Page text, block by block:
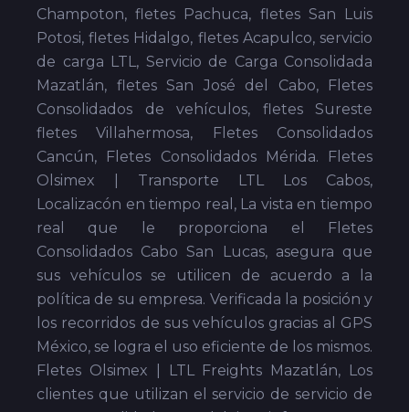
Champoton, fletes Pachuca, fletes San Luis
Potosi, fletes Hidalgo, fletes Acapulco, servicio
de carga LTL, Servicio de Carga Consolidada
Mazatlán, fletes San José del Cabo, Fletes
Consolidados de vehículos, fletes Sureste
fletes Villahermosa, Fletes Consolidados
Cancún, Fletes Consolidados Mérida. Fletes
Olsimex | Transporte LTL Los Cabos,
Localizacón en tiempo real, La vista en tiempo
real que le proporciona el Fletes
Consolidados Cabo San Lucas, asegura que
sus vehículos se utilicen de acuerdo a la
política de su empresa. Verificada la posición y
los recorridos de sus vehículos gracias al GPS
México, se logra el uso eficiente de los mismos.
Fletes Olsimex | LTL Freights Mazatlán, Los
clientes que utilizan el servicio de servicio de